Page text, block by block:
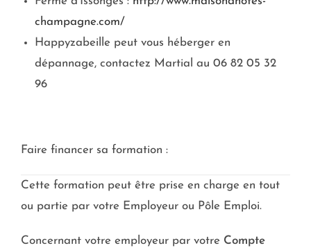
champagne.com/
Happyzabeille peut vous héberger en
dépannage, contactez Martial au 06 82 05 32
96
Faire financer sa formation :
Cette formation peut être prise en charge en tout
ou partie par votre Employeur ou Pôle Emploi.
Concernant votre employeur par votre Compte